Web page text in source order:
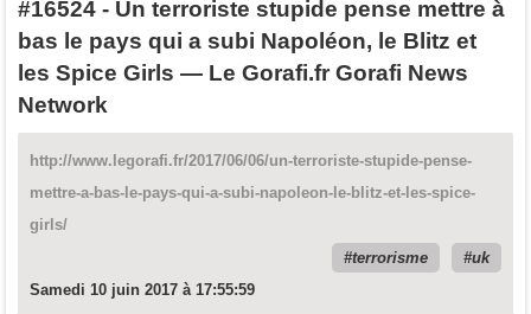
#16524 - Un terroriste stupide pense mettre à
bas le pays qui a subi Napoléon, le Blitz et
les Spice Girls — Le Gorafi.fr Gorafi News
Network
http://www.legorafi.fr/2017/06/06/un-terroriste-stupide-pense-
mettre-a-bas-le-pays-qui-a-subi-napoleon-le-blitz-et-les-spice-
girls/
terrorisme
uk
Samedi 10 juin 2017 à 17:55:59